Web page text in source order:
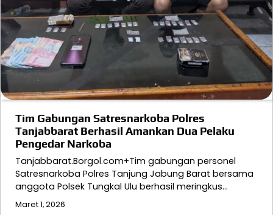
Tim Gabungan Satresnarkoba Polres
Tanjabbarat Berhasil Amankan Dua Pelaku
Pengedar Narkoba
Tanjabbarat.Borgol.com+Tim gabungan personel
Satresnarkoba Polres Tanjung Jabung Barat bersama
anggota Polsek Tungkal Ulu berhasil meringkus…
Maret 1, 2026